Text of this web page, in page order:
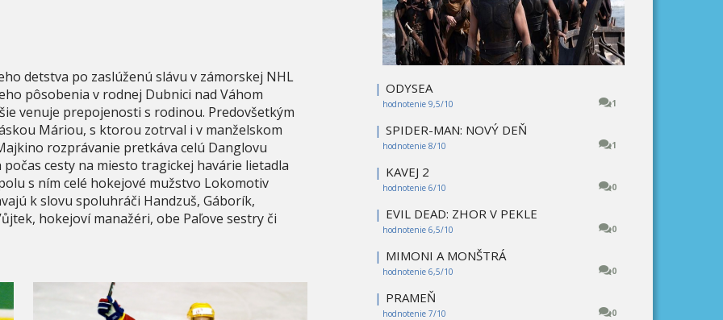
detstva po zaslúženú slávu v zámorskej NHL
pôsobenia v rodnej Dubnici nad Váhom
venuje prepojenosti s rodinou. Predovšetkým
Máriou, s ktorou zotrval i v manželskom
rozprávanie pretkáva celú Danglovu
cesty na miesto tragickej havárie lietadla
s ním celé hokejové mužstvo Lokomotiv
k slovu spoluhráči Handzuš, Gáborík,
hokejoví manažéri, obe Paľove sestry či
| ODYSEA
1
hodnotenie 9,5/10
| SPIDER-MAN: NOVÝ DEŇ
1
hodnotenie 8/10
| KAVEJ 2
0
hodnotenie 6/10
| EVIL DEAD: ZHOR V PEKLE
0
hodnotenie 6,5/10
| MIMONI A MONŠTRÁ
0
hodnotenie 6,5/10
| PRAMEŇ
0
hodnotenie 7/10